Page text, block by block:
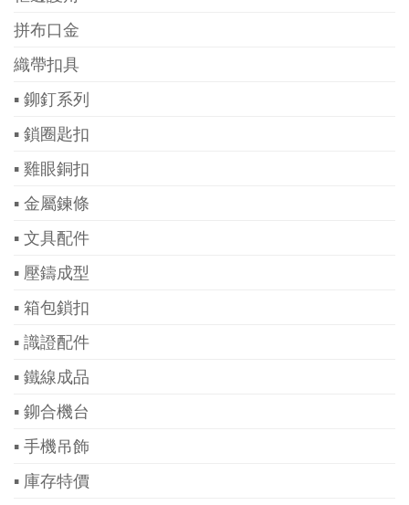
拼布口金
織帶扣具
▪ 鉚釘系列
▪ 鎖圈匙扣
▪ 雞眼銅扣
▪ 金屬鍊條
▪ 文具配件
▪ 壓鑄成型
▪ 箱包鎖扣
▪ 識證配件
▪ 鐵線成品
▪ 鉚合機台
▪ 手機吊飾
▪ 庫存特價